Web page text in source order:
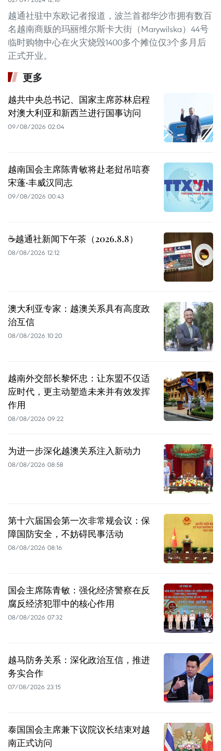
越通社驻中东欧记者报道，波兰首都华沙市拥有数百
名越南商贩的玛丽维尔斯卡大街（Marywilska）44号
临时购物中心在火灾烧毁1400多个摊位仅3个多月后
正式开业。
更多
越共中央总书记、国家主席苏林启程
对澳大利亚和新西兰进行国事访问
09/08/2026 02:04
越南国会主席陈青敏将赴老挝吊唁赛
宋蓬·丰威汉同志
09/08/2026 00:43
☕️越通社新闻下午茶（2026.8.8）
08/08/2026 12:12
澳大利亚专家：越澳关系具有高度政
治互信
08/08/2026 10:20
越南外交部长黎怀忠：让东盟不仅适
应时代，更主动塑造未来并有效发挥
作用
08/08/2026 09:22
为进一步深化越澳关系注入新动力
08/08/2026 08:58
第十六届国会第一次非常规会议：保
障国防安全，不妨碍民事活动
08/08/2026 08:16
国会主席陈青敏：强化经济警察在反
腐反经济犯罪中的核心作用
08/08/2026 07:32
越马防务关系：深化政治互信，推进
务实合作
07/08/2026 23:15
泰国国会主席兼下议院议长结束对越
南正式访问